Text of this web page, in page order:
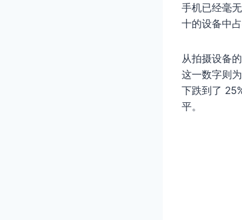
手机已经毫
十的设备中
从拍摄设备
这一数字则
下跌到了
平。